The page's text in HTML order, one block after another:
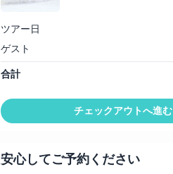
ツアー日
ゲスト
合計
チェックアウトへ進む
安心してご予約ください